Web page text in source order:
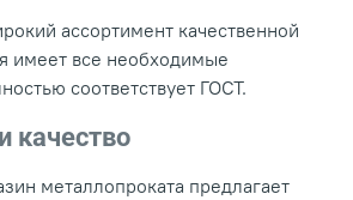
ассортимент качественной
имеет все необходимые
соответствует ГОСТ.
качество
металлопроката предлагает